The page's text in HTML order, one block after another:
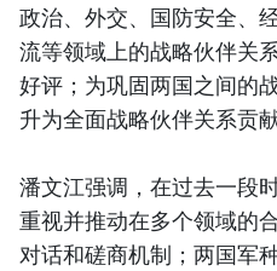
政治、外交、国防安全、
流等领域上的战略伙伴关
好评；为巩固两国之间的
升为全面战略伙伴关系贡献
潘文江强调，在过去一段
重视并推动在多个领域的
对话和磋商机制；两国军